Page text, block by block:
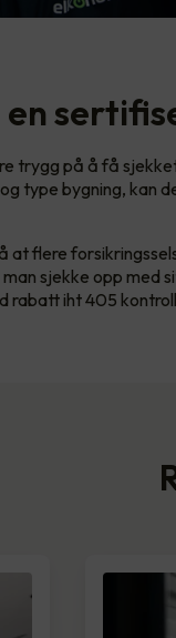
en
trygg på å få
type bygning, kan
at flere
sjekke opp med
rabatt iht 405